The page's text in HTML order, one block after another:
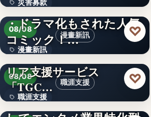
災害募款
文字
漫畫新訊
08/08
漫畫新訊
文字
シリーズ累計40万部突破
・ドラマ化もされた人気
コミック！…
♡
職涯支援
08/08
職涯支援
エンタメ業界特化型キャ
リア支援サービス
「TGC…
♡
W TOKYO、新規事業と